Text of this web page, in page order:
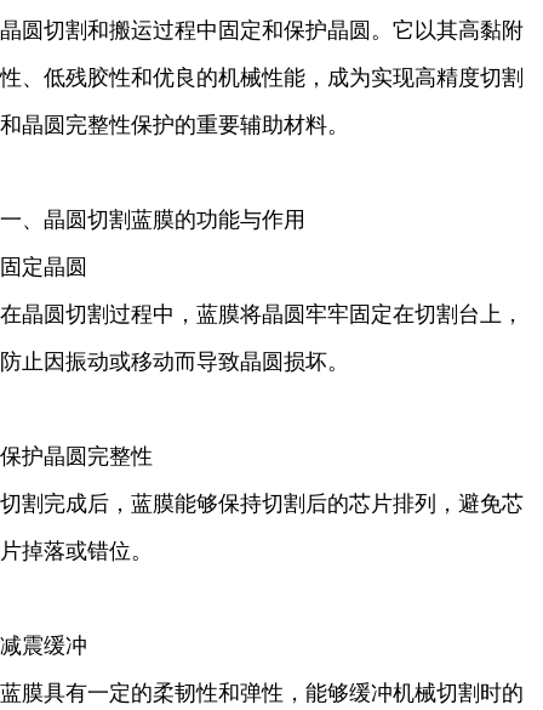
晶圆切割和搬运过程中固定和保护晶圆。它以其高黏附
性、低残胶性和优良的机械性能，成为实现高精度切割
和晶圆完整性保护的重要辅助材料。
一、晶圆切割蓝膜的功能与作用
固定晶圆
在晶圆切割过程中，蓝膜将晶圆牢牢固定在切割台上，
防止因振动或移动而导致晶圆损坏。
保护晶圆完整性
切割完成后，蓝膜能够保持切割后的芯片排列，避免芯
片掉落或错位。
减震缓冲
蓝膜具有一定的柔韧性和弹性，能够缓冲机械切割时的